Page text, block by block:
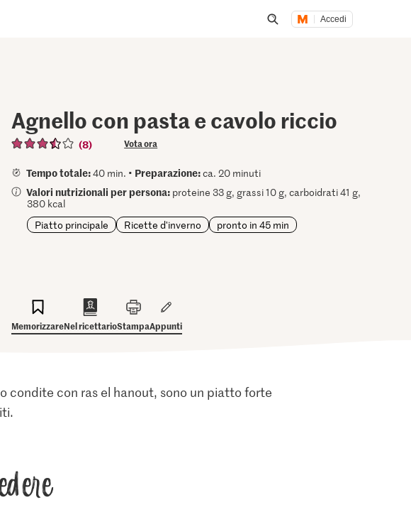
Accedi
Agnello con pasta e cavolo riccio
(8) Vota ora
Tempo totale:40 min. • Preparazione:ca. 20 minuti
Valori nutrizionali per persona: proteine 33 g, grassi 10 g, carboidrati 41 g,
380 kcal
Piatto principale
Ricette d'inverno pronto in 45 min
MemorizzareNel ricettarioStampaAppunti
condite con ras el hanout, sono un piatto forte